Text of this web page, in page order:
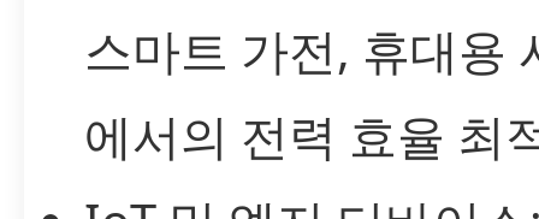
스마트 가전, 휴대용
에서의 전력 효율 최